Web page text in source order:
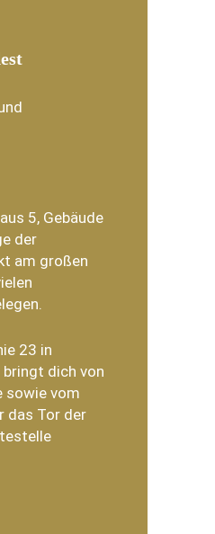
5, Gebäude
der
am großen
23 in
dich von
sowie vom
das Tor der